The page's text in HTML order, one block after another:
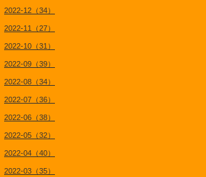
2022-12（34）
2022-11（27）
2022-10（31）
2022-09（39）
2022-08（34）
2022-07（36）
2022-06（38）
2022-05（32）
2022-04（40）
2022-03（35）